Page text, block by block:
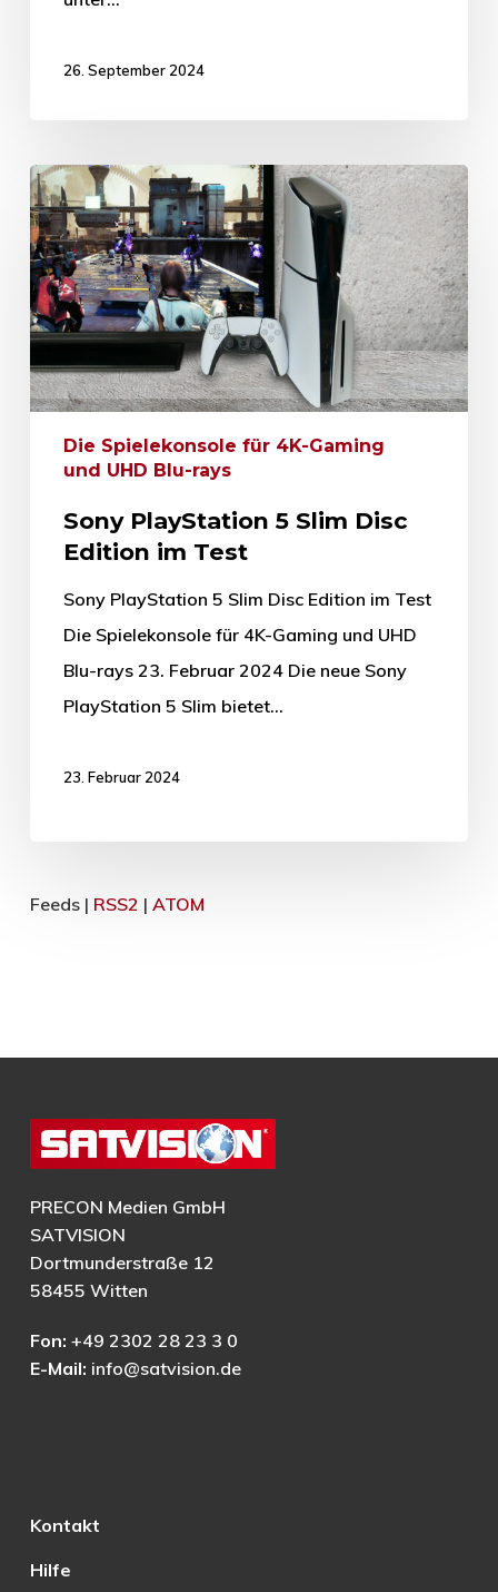
26. September 2024
Die Spielekonsole für 4K-Gaming
und UHD Blu-rays
Sony PlayStation 5 Slim Disc
Edition im Test
Sony PlayStation 5 Slim Disc Edition im Test
Die Spielekonsole für 4K-Gaming und UHD
Blu-rays 23. Februar 2024 Die neue Sony
PlayStation 5 Slim bietet…
23. Februar 2024
Feeds | RSS2 | ATOM
PRECON Medien GmbH
SATVISION
Dortmunderstraße 12
58455 Witten
Fon: +49 2302 28 23 3 0
E-Mail: info@satvision.de
Kontakt
Hilfe